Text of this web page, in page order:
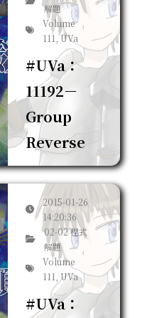
解題
Volume
111, UVa
#UVa：
11192－
Group
Reverse
2015-01-26
14:20:36
02-02 程式
解題
Volume
111, UVa
#UVa：